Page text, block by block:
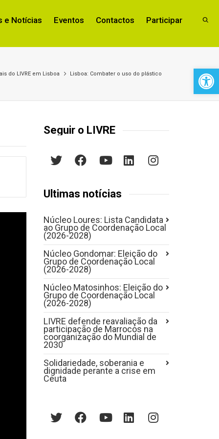
e Notícias Eventos Contactos Participar
do LIVRE em Lisboa Lisboa: Combater o uso do plástico
Seguir o LIVRE
Últimas notícias
Núcleo Loures: Lista Candidata
ao Grupo de Coordenação Local
(2026-2028)
Núcleo Gondomar: Eleição do
Grupo de Coordenação Local
(2026-2028)
Núcleo Matosinhos: Eleição do
Grupo de Coordenação Local
(2026-2028)
LIVRE defende reavaliação da
participação de Marrocos na
coorganização do Mundial de
2030
Solidariedade, soberania e
dignidade perante a crise em
Ceuta